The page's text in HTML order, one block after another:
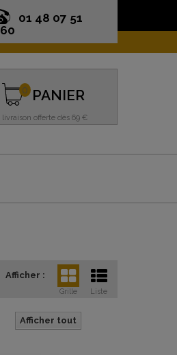
01 48 07 51
60
PANIER
livraison offerte dès 69 €
0
Afficher :
Grille Liste
Afficher tout